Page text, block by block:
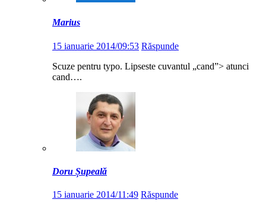
Marius
15 ianuarie 2014/09:53 Răspunde
Scuze pentru typo. Lipseste cuvantul „cand”> atunci
cand….
Doru Șupeală
15 ianuarie 2014/11:49 Răspunde